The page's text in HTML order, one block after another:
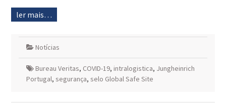
ler mais…
Notícias
Bureau Veritas, COVID-19, intralogistica, Jungheinrich
Portugal, segurança, selo Global Safe Site